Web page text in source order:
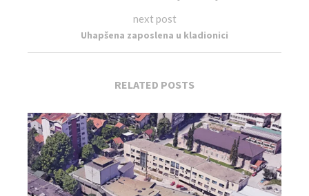
next post
Uhapšena zaposlena u kladionici
RELATED POSTS